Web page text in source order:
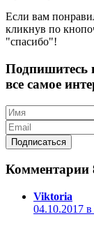
Если вам
кликнув по
"спасибо"!
Подпишитесь
все самое
Комментарии
Viktoria
04.10.2017